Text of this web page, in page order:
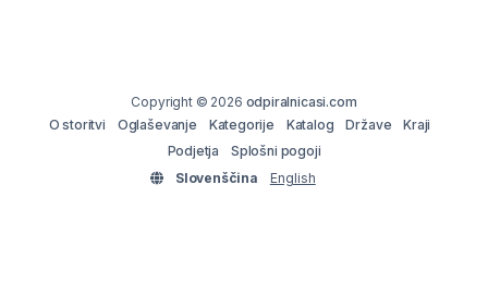
Copyright © 2026 odpiralnicasi.com
O storitvi
Oglaševanje Kategorije Katalog Države
Kraji
Podjetja
Splošni pogoji
Slovenščina
English